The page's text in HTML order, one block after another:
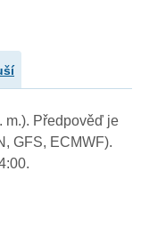
m.). Předpověď je
GFS, ECMWF).